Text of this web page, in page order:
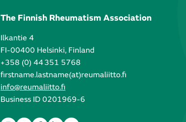
The Finnish Rheumatism Association
Ilkantie 4
FI-00400 Helsinki, Finland
+358 (0) 44 351 5768
firstname.lastname(at)reumaliitto.fi
info@reumaliitto.fi
Business ID 0201969-6